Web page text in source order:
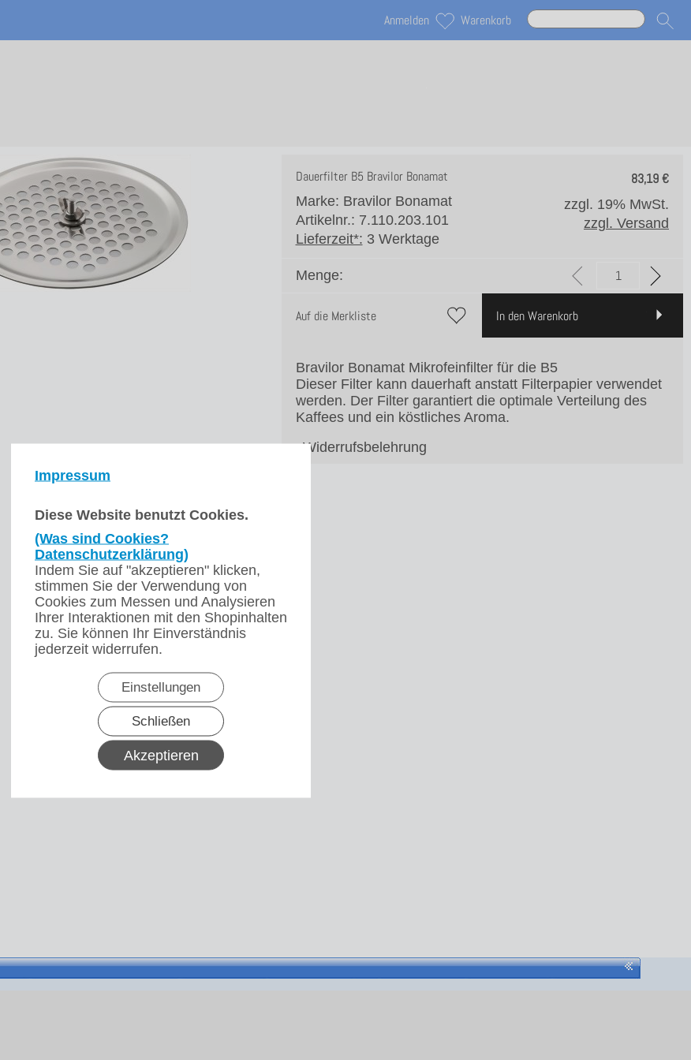
Impressum
Diese Website benutzt Cookies.
(Was sind Cookies?
Datenschutzerklärung)
Indem Sie auf "akzeptieren" klicken,
stimmen Sie der Verwendung von
Cookies zum Messen und Analysieren
Ihrer Interaktionen mit den Shopinhalten
zu. Sie können Ihr Einverständnis
jederzeit widerrufen.
Einstellungen
Schließen
Akzeptieren
Anmelden Warenkorb
83,19€
Dauerfilter B5 Bravilor Bonamat
Marke: Bravilor Bonamat
Artikelnr.: 7.110.203.101
Lieferzeit*: 3 Werktage
zzgl. 19% MwSt.
zzgl. Versand
Menge:
Auf die Merkliste In den Warenkorb
Bravilor Bonamat Mikrofeinfilter für die B5
Dieser Filter kann dauerhaft anstatt Filterpapier verwendet
werden. Der Filter garantiert die optimale Verteilung des
Kaffees und ein köstliches Aroma.
▸Widerrufsbelehrung